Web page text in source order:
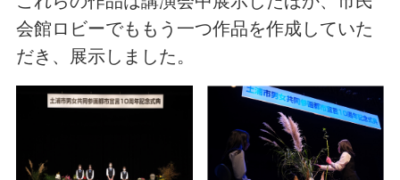
会館ロビーでももう一つ作品を作成していた
だき、展示しました。